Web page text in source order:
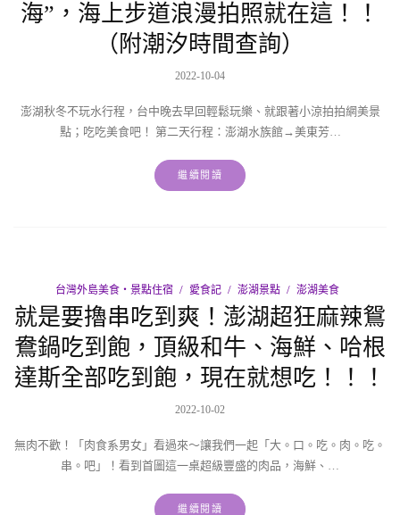
海”，海上步道浪漫拍照就在這！！
（附潮汐時間查詢）
2022-10-04
澎湖秋冬不玩水行程，台中晚去早回輕鬆玩樂、就跟著小涼拍拍網美景
點；吃吃美食吧！ 第二天行程：澎湖水族館→美東芳…
繼續閱讀
台灣外島美食‧景點住宿 愛食記 澎湖景點 澎湖美食
就是要擼串吃到爽！澎湖超狂麻辣鴛
鴦鍋吃到飽，頂級和牛、海鮮、哈根
達斯全部吃到飽，現在就想吃！！！
2022-10-02
無肉不歡！「肉食系男女」看過來〜讓我們一起「大。口。吃。肉。吃。
串。吧」！看到首圖這一桌超級豐盛的肉品，海鮮、…
繼續閱讀